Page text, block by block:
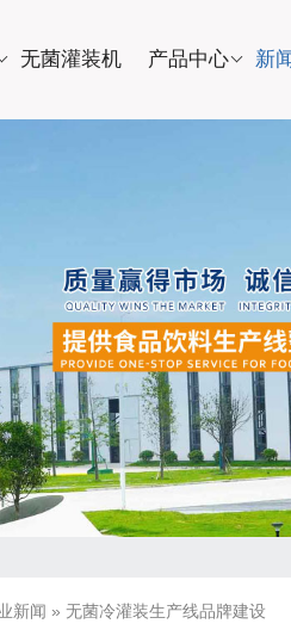
无菌灌装机 产品中心 新
新闻 » 无菌冷灌装生产线品牌建设